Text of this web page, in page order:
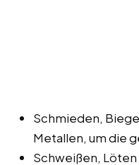
Schmieden,
Metallen, um die
Schweißen,